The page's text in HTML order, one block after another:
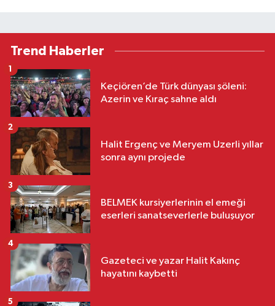
Trend Haberler
Keçiören’de Türk dünyası şöleni:
Azerin ve Kıraç sahne aldı
1
Halit Ergenç ve Meryem Uzerli yıllar
sonra aynı projede
2
BELMEK kursiyerlerinin el emeği
eserleri sanatseverlerle buluşuyor
3
Gazeteci ve yazar Halit Kakınç
hayatını kaybetti
4
5